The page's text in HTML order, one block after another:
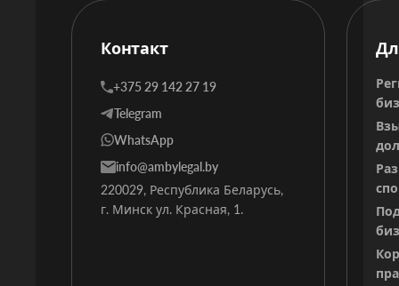
Контакт
+375 29 142 27 19
Telegram
WhatsApp
info@ambylegal.by
220029, Республика Беларусь,
г. Минск ул. Красная, 1.